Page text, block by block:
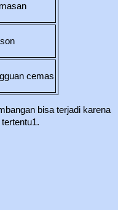
cemas
bisa terjadi karena